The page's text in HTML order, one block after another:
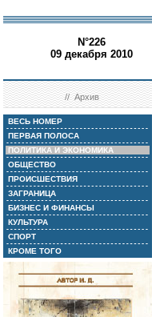
N°226
09 декабря 2010
//Архив
ВЕСЬ НОМЕР
ПЕРВАЯ ПОЛОСА
ПОЛИТИКА И ЭКОНОМИКА
ОБЩЕСТВО
ПРОИСШЕСТВИЯ
ЗАГРАНИЦА
БИЗНЕС И ФИНАНСЫ
КУЛЬТУРА
СПОРТ
КРОМЕ ТОГО